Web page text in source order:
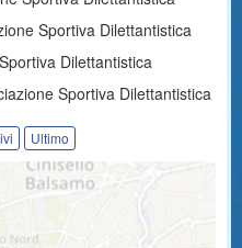
Sportiva Dilettantistica
Dilettantistica
Sportiva Dilettantistica
Ultimo